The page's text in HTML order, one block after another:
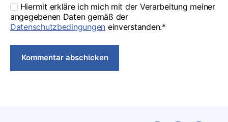
Hiermit erkläre ich mich mit der Verarbeitung meiner
angegebenen Daten gemäß der
Datenschutzbedingungen einverstanden.*